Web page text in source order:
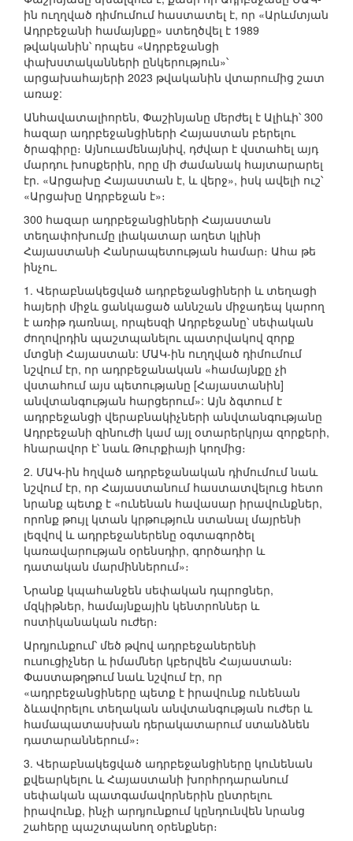
ին ուղղված դիմումում հաստատել է, որ «Արևմտյան
Ադրբեջանի համայնքը» ստեղծվել է 1989
թվականին՝ որպես «Ադրբեջանցի
փախստականների ընկերություն»՝
արցախահայերի 2023 թվականին վտարումից շատ
առաջ:
Անհավատալիորեն, Փաշինյանը մերժել է Ալիևի՝ 300
հազար ադրբեջանցիների Հայաստան բերելու
ծրագիրը։ Այնուամենայնիվ, դժվար է վստահել այդ
մարդու խոսքերին, որը մի ժամանակ հայտարարել
էր. «Արցախը Հայաստան է, և վերջ», իսկ ավելի ուշ՝
«Արցախը Ադրբեջան է»։
300 հազար ադրբեջանցիների Հայաստան
տեղափոխումը լիակատար աղետ կլինի
Հայաստանի Հանրապետության համար։ Ահա թե
ինչու.
1. Վերաբնակեցված ադրբեջանցիների և տեղացի
հայերի միջև ցանկացած աննշան միջադեպ կարող
է առիթ դառնալ, որպեսզի Ադրբեջանը՝ սեփական
ժողովրդին պաշտպանելու պատրվակով զորք
մտցնի Հայաստան: ՄԱԿ-ին ուղղված դիմումում
նշվում էր, որ ադրբեջանական «համայնքը չի
վստահում այս պետությանը [Հայաստանին]
անվտանգության հարցերում»: Այն ձգտում է
ադրբեջանցի վերաբնակիչների անվտանգությանը
Ադրբեջանի զինուժի կամ այլ օտարերկրյա զորքերի,
հնարավոր է՝ նաև Թուրքիայի կողմից։
2. ՄԱԿ-ին հղված ադրբեջանական դիմումում նաև
նշվում էր, որ Հայաստանում հաստատվելուց հետո
նրանք պետք է «ունենան հավասար իրավունքներ,
որոնք թույլ կտան կրթություն ստանալ մայրենի
լեզվով և ադրբեջաներենը օգտագործել
կառավարության օրենսդիր, գործադիր և
դատական մարմիններում»։
Նրանք կպահանջեն սեփական դպրոցներ,
մզկիթներ, համայնքային կենտրոններ և
ոստիկանական ուժեր։
Արդյունքում՝ մեծ թվով ադրբեջաներենի
ուսուցիչներ և իմամներ կբերվեն Հայաստան։
Փաստաթղթում նաև նշվում էր, որ
«ադրբեջանցիները պետք է իրավունք ունենան
ձևավորելու տեղական անվտանգության ուժեր և
համապատասխան դերակատարում ստանձնեն
դատարաններում»։
3. Վերաբնակեցված ադրբեջանցիները կունենան
քվեարկելու և Հայաստանի խորհրդարանում
սեփական պատգամավորներին ընտրելու
իրավունք, ինչի արդյունքում կընդունվեն նրանց
շահերը պաշտպանող օրենքներ։